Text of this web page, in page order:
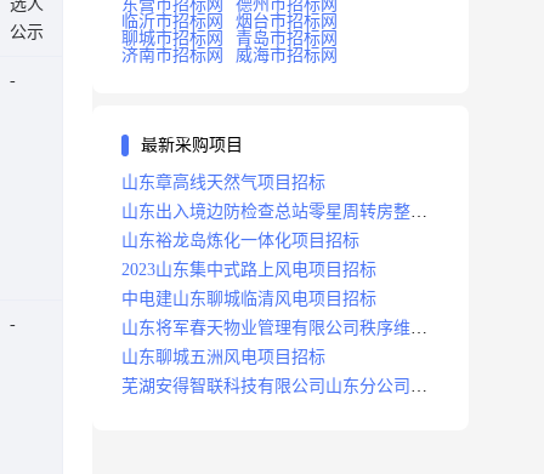
选人
公示
东营市招标网
德州市招标网
临沂市招标网
烟台市招标网
聊城市招标网
青岛市招标网
济南市招标网
威海市招标网
最新采购项目
山东章高线天然气项目招标
山东出入境边防检查总站零星周转房整修
项目招标中标
山东裕龙岛炼化一体化项目招标
2023山东集中式路上风电项目招标
中电建山东聊城临清风电项目招标
山东将军春天物业管理有限公司秩序维护
服务项目招标公告
山东聊城五洲风电项目招标
芜湖安得智联科技有限公司山东分公司济